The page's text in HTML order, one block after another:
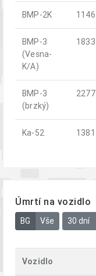
BMP-2K 1146
BMP-3
(Vesna-
K/A)
1833
BMP-3
(brzký)
2277
Ka-52 1381
Úmrtí na vozidlo
BG Vše 30 dní
Vozidlo